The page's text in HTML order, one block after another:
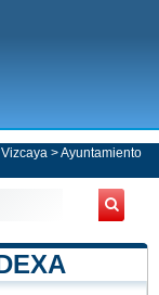
>Ayuntamiento